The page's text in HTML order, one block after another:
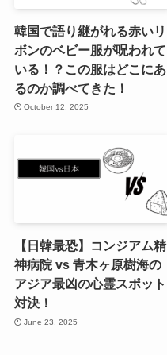
韓国で語り継がれる赤いリ
ボンのベビー服が呪われて
いる！？この服はどこにあ
るのか調べてきた！
October 12, 2025
【日韓最恐】コンジアム精
神病院 vs 青木ヶ原樹海の
アジア最凶の心霊スポット
対決！
June 23, 2025